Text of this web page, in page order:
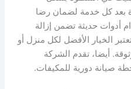
بعد كل خدمة لضمان رضا
أدوات حديثة تضمن إزالة
الخيار الأفضل لكل منزل أو
أيضا، تقدم الشركة
صيانة دورية للمكيفات.